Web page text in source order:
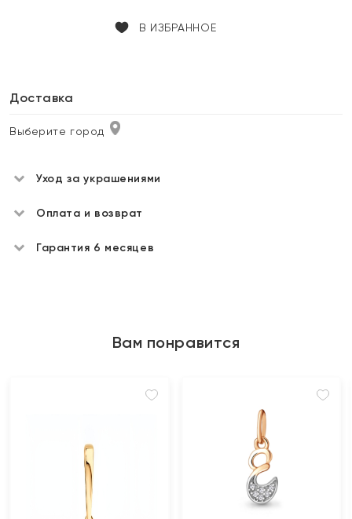
В ИЗБРАННОЕ
Доставка
Выберите город
Уход за украшениями
Оплата и возврат
Гарантия 6 месяцев
Вам понравится